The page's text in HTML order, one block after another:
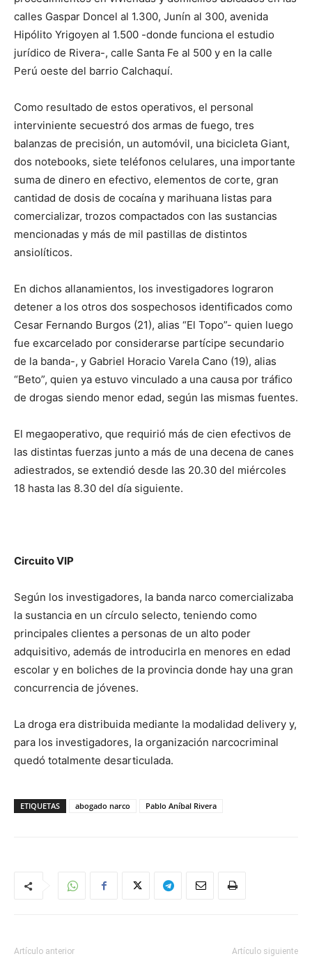
calles Gaspar Doncel al 1.300, Junín al 300, avenida
Hipólito Yrigoyen al 1.500 -donde funciona el estudio
jurídico de Rivera-, calle Santa Fe al 500 y en la calle
Perú oeste del barrio Calchaquí.
Como resultado de estos operativos, el personal
interviniente secuestró dos armas de fuego, tres
balanzas de precisión, un automóvil, una bicicleta Giant,
dos notebooks, siete teléfonos celulares, una importante
suma de dinero en efectivo, elementos de corte, gran
cantidad de dosis de cocaína y marihuana listas para
comercializar, trozos compactados con las sustancias
mencionadas y más de mil pastillas de distintos
ansiolíticos.
En dichos allanamientos, los investigadores lograron
detener a los otros dos sospechosos identificados como
Cesar Fernando Burgos (21), alias “El Topo”- quien luego
fue excarcelado por considerarse partícipe secundario
de la banda-, y Gabriel Horacio Varela Cano (19), alias
“Beto”, quien ya estuvo vinculado a una causa por tráfico
de drogas siendo menor edad, según las mismas fuentes.
El megaoperativo, que requirió más de cien efectivos de
las distintas fuerzas junto a más de una decena de canes
adiestrados, se extendió desde las 20.30 del miércoles
18 hasta las 8.30 del día siguiente.
Circuito VIP
Según los investigadores, la banda narco comercializaba
la sustancia en un círculo selecto, teniendo como
principales clientes a personas de un alto poder
adquisitivo, además de introducirla en menores en edad
escolar y en boliches de la provincia donde hay una gran
concurrencia de jóvenes.
La droga era distribuida mediante la modalidad delivery y,
para los investigadores, la organización narcocriminal
quedó totalmente desarticulada.
ETIQUETAS abogado narco Pablo Aníbal Rivera
Artículo anterior Artículo siguiente